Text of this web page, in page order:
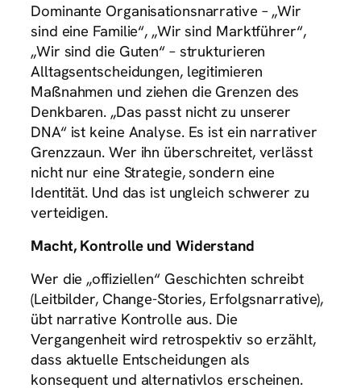
Dominante Organisationsnarrative – „Wir
sind eine Familie“, „Wir sind Marktführer“,
„Wir sind die Guten“ – strukturieren
Alltagsentscheidungen, legitimieren
Maßnahmen und ziehen die Grenzen des
Denkbaren. „Das passt nicht zu unserer
DNA“ ist keine Analyse. Es ist ein narrativer
Grenzzaun. Wer ihn überschreitet, verlässt
nicht nur eine Strategie, sondern eine
Identität. Und das ist ungleich schwerer zu
verteidigen.
Macht, Kontrolle und Widerstand
Wer die „offiziellen“ Geschichten schreibt
(Leitbilder, Change-Stories, Erfolgsnarrative),
übt narrative Kontrolle aus. Die
Vergangenheit wird retrospektiv so erzählt,
dass aktuelle Entscheidungen als
konsequent und alternativlos erscheinen.